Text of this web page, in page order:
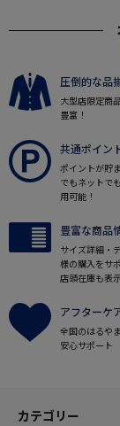
圧倒的な品
大型店限定商
豊富！
共通ポイン
ポイントが貯
でもネットで
用可能！
豊富な商品
サイズ詳細・
様の購入をサ
店頭在庫も表示
アフターケ
全国のはるや
安心サポート
カテゴリー